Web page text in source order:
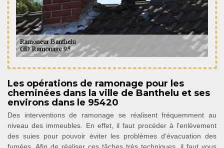
Les opérations de ramonage pour les
cheminées dans la ville de Banthelu et ses
environs dans le 95420
Des interventions de ramonage se réalisent fréquemment au
niveau des immeubles. En effet, il faut procéder à l'enlèvement
des suies pour pouvoir éviter les problèmes d'évacuation des
fumées. Afin de réaliser ces tâches très techniques, il faut vous